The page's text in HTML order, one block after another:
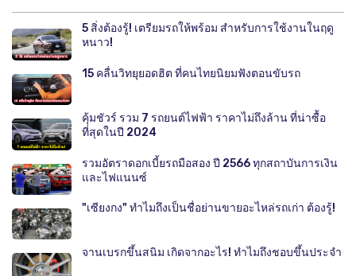
5 สิ่งต้องรู้! เตรียมรถให้พร้อม สำหรับการใช้งานในฤดู
หนาว!
15 คลื่นวิทยุยอดฮิต ที่คนไทยนิยมฟังตอนขับรถ
คุ้มชัวร์ รวม 7 รถยนต์ไฟฟ้า ราคาไม่ถึงล้าน ที่น่าซื้อ
ที่สุดในปี 2024
รวมอัตราดอกเบี้ยรถมือสอง ปี 2566 ทุกสถาบันการเงิน
และไฟแนนซ์
"เซียงกง" ทำไมถึงเป็นชื่อย่านขายอะไหล่รถเก่า ต้องรู้!
จานเบรกขึ้นสนิม เกิดจากอะไร! ทำไมถึงชอบขึ้นประจำ